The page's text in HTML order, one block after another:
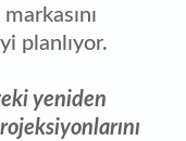
planlıyor.
yeniden